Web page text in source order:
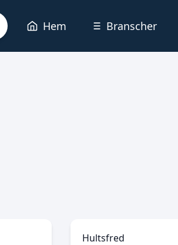
Hem Branscher
Hultsfred